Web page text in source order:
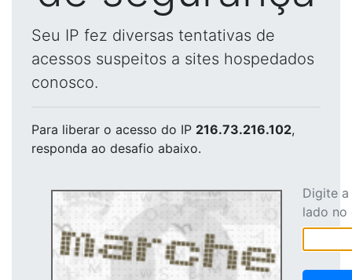
Seu IP fez diversas tentativas de
acessos suspeitos a sites hospedados
conosco.
Para liberar o acesso do IP 216.73.216.102,
responda ao desafio abaixo.
Digite
lado no